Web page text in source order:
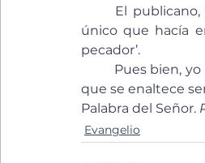
único que hacía
pecador’.
que se enaltece
Palabra del Señor.
Evangelio